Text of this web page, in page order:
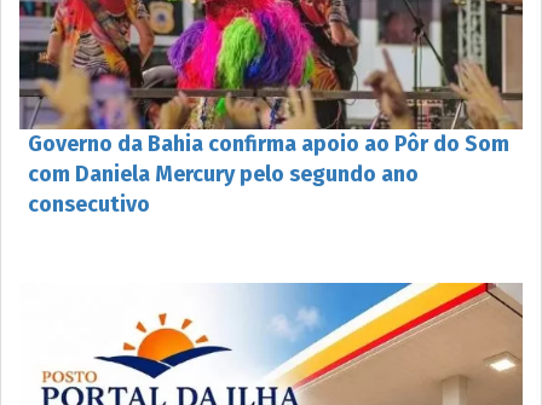
Governo da Bahia confirma apoio ao Pôr do Som
com Daniela Mercury pelo segundo ano
consecutivo